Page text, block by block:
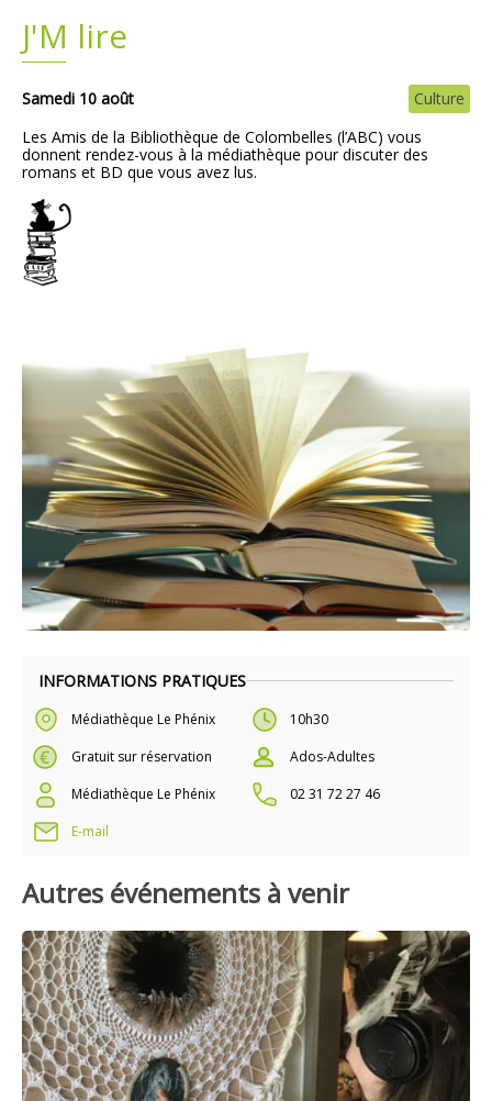
INFORMATIONS PRATIQUES
Médiathèque Le Phénix
10h30
Gratuit sur réservation
Ados-Adultes
Médiathèque Le Phénix
02 31 72 27 46
E-mail
J'M lire
Samedi 10 août
Culture
Les Amis de la Bibliothèque de Colombelles (l’ABC) vous
donnent rendez-vous à la médiathèque pour discuter des
romans et BD que vous avez lus.
Autres événements à venir
Plans
Demandes légales
Emploi
Marchés publics
Grands projets